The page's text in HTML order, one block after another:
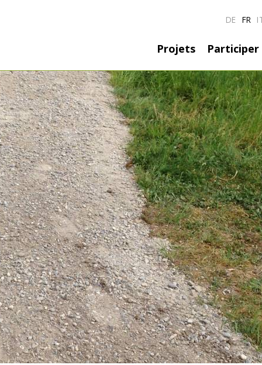
DE FR
Projets Participer